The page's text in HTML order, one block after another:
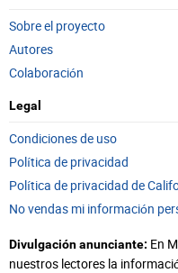
Sobre el proyecto
Autores
Colaboración
Legal
Condiciones de uso
Política de privacidad
Política de privacidad de
No vendas mi información
Divulgación anunciante: En
nuestros lectores la